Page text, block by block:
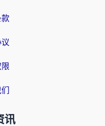
款
议
讯